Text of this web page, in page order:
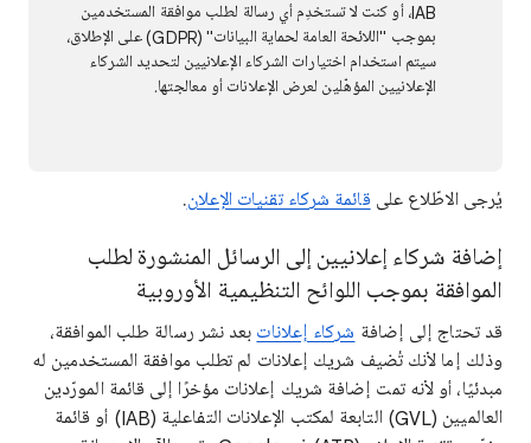
IAB، أو كنت لا تستخدِم أي رسالة لطلب موافقة المستخدمين
بموجب "اللائحة العامة لحماية البيانات" (GDPR) على الإطلاق،
سيتم استخدام اختيارات الشركاء الإعلانيين لتحديد الشركاء
الإعلانيين المؤهّلين لعرض الإعلانات أو معالجتها.
يُرجى الاطّلاع على قائمة شركاء تقنيات الإعلان.
إضافة شركاء إعلانيين إلى الرسائل المنشورة لطلب
الموافقة بموجب اللوائح التنظيمية الأوروبية
قد تحتاج إلى إضافة شركاء إعلانات بعد نشر رسالة طلب الموافقة،
وذلك إما لأنك تُضيف شريك إعلانات لم تطلب موافقة المستخدمين له
مبدئيًا، أو لأنه تمت إضافة شريك إعلانات مؤخرًا إلى قائمة المورّدين
العالميين (GVL) التابعة لمكتب الإعلانات التفاعلية (IAB) أو قائمة